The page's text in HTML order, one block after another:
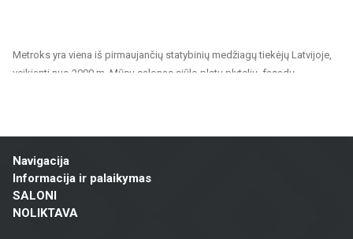
Metroks yra viena iš pirmaujančių statybinių medžiagų tiekėjų Latvijoje,
veikianti nuo 2000 m. Mūsų salonas siūlo platų plytelių, fasadų
Mūsų siūlomas asortimentas apima:
Sienų ir grindų plytelės: Įvairių dydžių, spalvų ir dizainų plytelės,
tinkamos vonios kambariams, virtuvėms, visuomeninėms patalpoms ir
Navigacija
Informacija ir palaikymas
SALONI
NOLIKTAVA